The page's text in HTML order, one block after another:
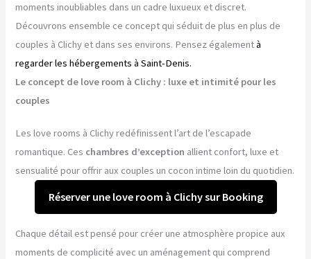
moments inoubliables dans un cadre luxueux et discret.
Découvrons ensemble ce concept qui séduit de plus en plus de
couples à Clichy et dans ses environs. Pensez égalementà
regarder les hébergements à Saint-Denis.
Le concept de love room à Clichy : luxe et intimité pour les
couples
Les love rooms à Clichy redéfinissent l’art de l’escapade
romantique. Ces chambres d’exception allient confort, luxe et
sensualité pour offrir aux couples un cocon intime loin du quotidien.
Réserver une love room à Clichy sur Booking
Chaque détail est pensé pour créer une atmosphère propice aux
moments de complicité avec un aménagement qui comprend